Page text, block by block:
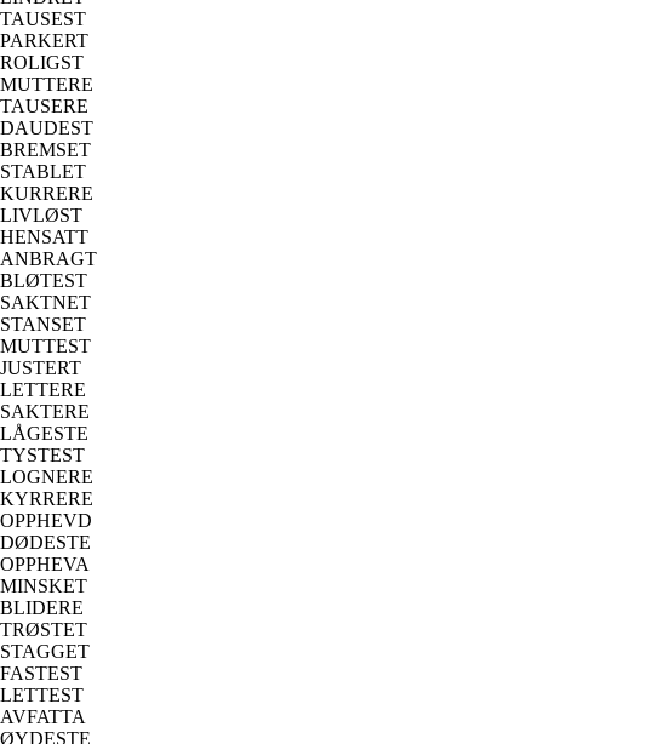
TAUSEST
PARKERT
ROLIGST
MUTTERE
TAUSERE
DAUDEST
BREMSET
STABLET
KURRERE
LIVLØST
HENSATT
ANBRAGT
BLØTEST
SAKTNET
STANSET
MUTTEST
JUSTERT
LETTERE
SAKTERE
LÅGESTE
TYSTEST
LOGNERE
KYRRERE
OPPHEVD
DØDESTE
OPPHEVA
MINSKET
BLIDERE
TRØSTET
STAGGET
FASTEST
LETTEST
AVFATTA
ØYDESTE